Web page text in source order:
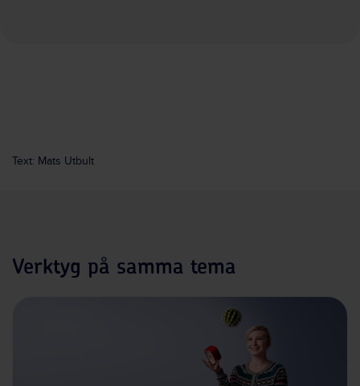
Text: Mats Utbult
Verktyg på samma tema